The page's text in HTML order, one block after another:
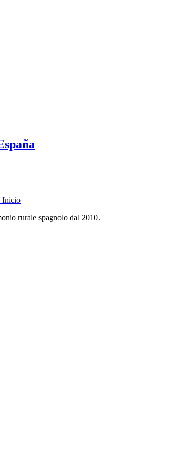
Inicio
rurale spagnolo dal 2010.